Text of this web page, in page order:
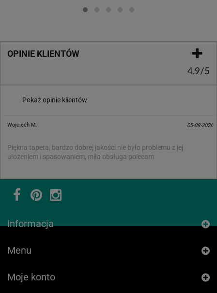
OPINIE KLIENTÓW
4.9/5
Pokaż opinie klientów
Wojciech M. 05-08-2026
Piękna tapeta, bardzo dobrej jakości nie było problemu z jej
ułożeniem i spasowaniem, miła obsługa polecam
Informacja
Menu
Moje konto